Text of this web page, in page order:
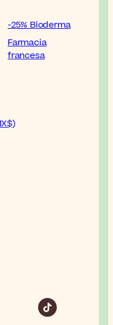
-25% Bioderma
Farmacia
francesa